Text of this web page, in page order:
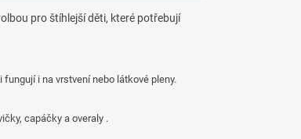
pro štíhlejší děti, které potřebují
fungují i na vrstvení nebo látkové pleny.
capáčky a overaly .